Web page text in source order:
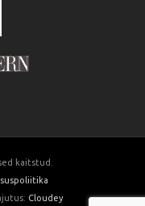
kaitstud.
Cloudey